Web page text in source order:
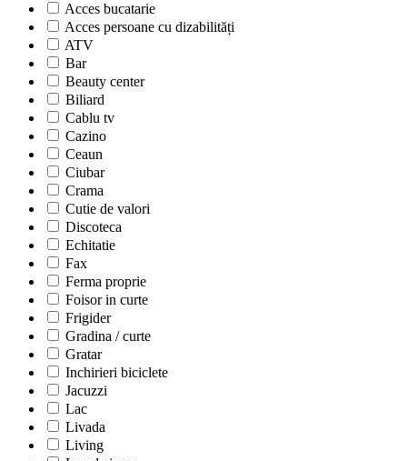
Acces bucatarie
Acces persoane cu dizabilități
ATV
Bar
Beauty center
Biliard
Cablu tv
Cazino
Ceaun
Ciubar
Crama
Cutie de valori
Discoteca
Echitatie
Fax
Ferma proprie
Foisor in curte
Frigider
Gradina / curte
Gratar
Inchirieri biciclete
Jacuzzi
Lac
Livada
Living